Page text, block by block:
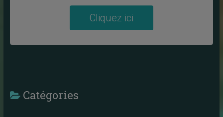
Cliquez ici
Catégories